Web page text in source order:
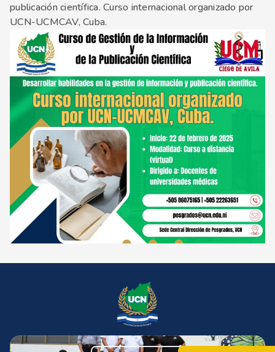
publicación científica. Curso internacional organizado por
UCN-UCMCAV, Cuba.